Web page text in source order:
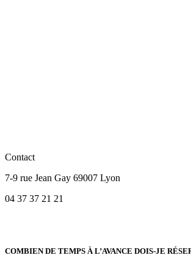
Contact
7-9 rue Jean Gay 69007 Lyon
04 37 37 21 21
COMBIEN DE TEMPS À L’AVANCE DOIS-JE